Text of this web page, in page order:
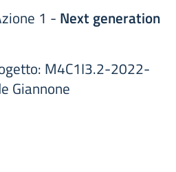
1 - Next generation
M4C1I3.2-2022-
Giannone